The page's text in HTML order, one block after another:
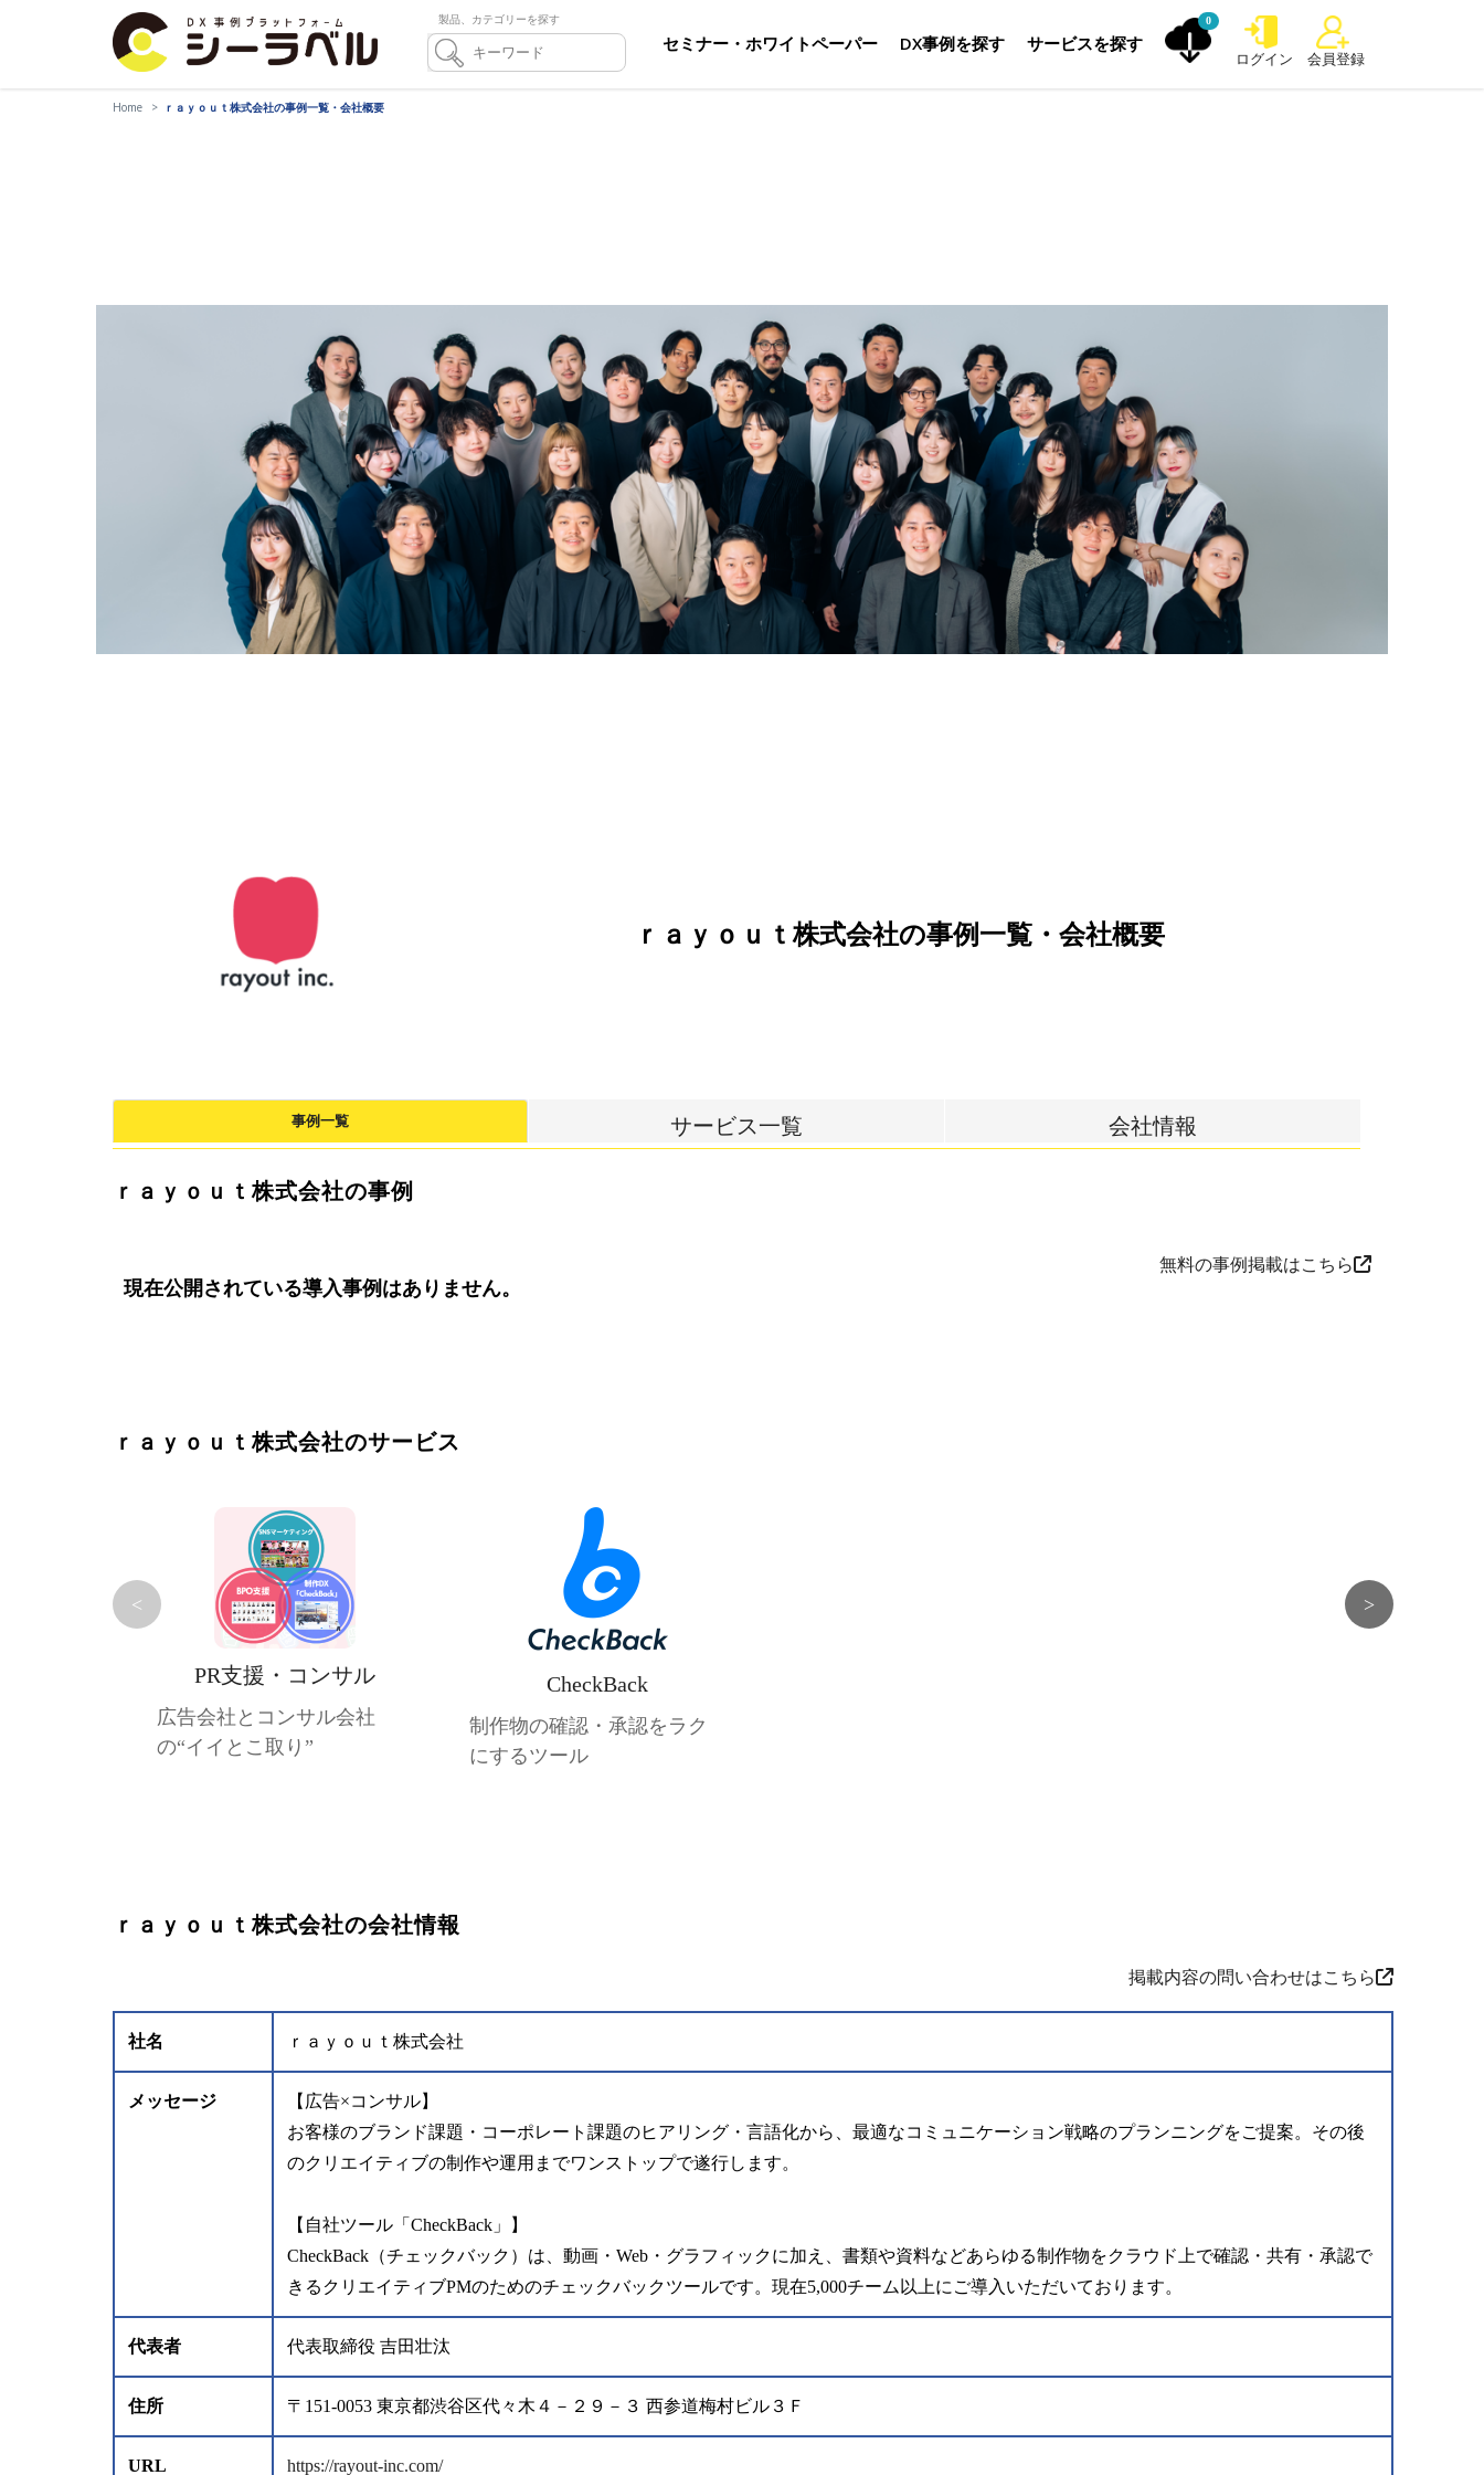
製品、カテゴリーを探す
セミナー・ホワイトペーパー DX事例を探す サービスを探す
0
ログイン 会員登録
Home ｒａｙｏｕｔ株式会社の事例一覧・会社概要
ｒａｙｏｕｔ株式会社の事例一覧・会社概要
事例一覧 サービス一覧 会社情報
ｒａｙｏｕｔ株式会社の事例
無料の事例掲載はこちら
現在公開されている導入事例はありません。
ｒａｙｏｕｔ株式会社のサービス
PR支援・コンサル
広告会社とコンサル会社
の“イイとこ取り”
CheckBack
制作物の確認・承認をラク
にするツール
< >
ｒａｙｏｕｔ株式会社の会社情報
掲載内容の問い合わせはこちら
社名 ｒａｙｏｕｔ株式会社
メッセージ
【広告×コンサル】
お客様のブランド課題・コーポレート課題のヒアリング・言語化から、最適なコミュニケーション戦略のプランニングをご提案。その後
のクリエイティブの制作や運用までワンストップで遂行します。
【自社ツール「CheckBack」】
CheckBack（チェックバック）は、動画・Web・グラフィックに加え、書類や資料などあらゆる制作物をクラウド上で確認・共有・承認で
きるクリエイティブPMのためのチェックバックツールです。現在5,000チーム以上にご導入いただいております。
代表者 代表取締役 吉田壮汰
住所 〒151-0053 東京都渋谷区代々木４－２９－３ 西参道梅村ビル３Ｆ
URL https://rayout-inc.com/